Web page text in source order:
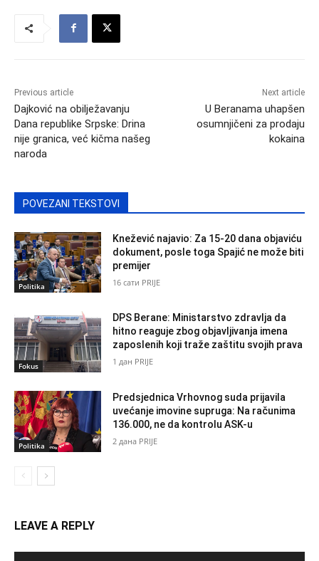
Previous article
Dajković na obilježavanju
Dana republike Srpske: Drina
nije granica, već kičma našeg
naroda
Next article
U Beranama uhapšen
osumnjičeni za prodaju
kokaina
POVEZANI TEKSTOVI
Politika
Knežević najavio: Za 15-20 dana objaviću
dokument, posle toga Spajić ne može biti
premijer
16 сати PRIJE
Fokus
DPS Berane: Ministarstvo zdravlja da
hitno reaguje zbog objavljivanja imena
zaposlenih koji traže zaštitu svojih prava
1 дан PRIJE
Politika
Predsjednica Vrhovnog suda prijavila
uvećanje imovine supruga: Na računima
136.000, ne da kontrolu ASK-u
2 дана PRIJE
LEAVE A REPLY